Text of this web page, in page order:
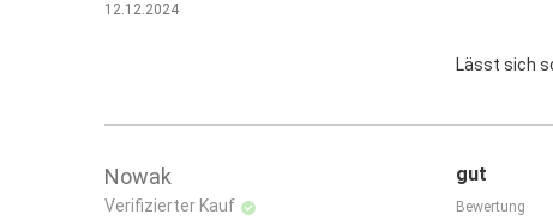
12.12.2024
Lässt sich
Nowak
Verifizierter Kauf
gut
Bewertung